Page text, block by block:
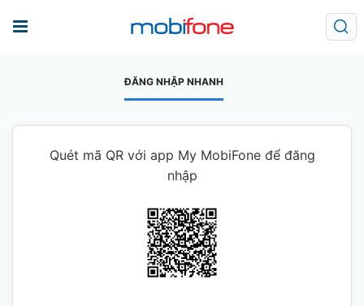
ĐĂNG NHẬP NHANH
Quét mã QR với app My MobiFone để đăng
nhập